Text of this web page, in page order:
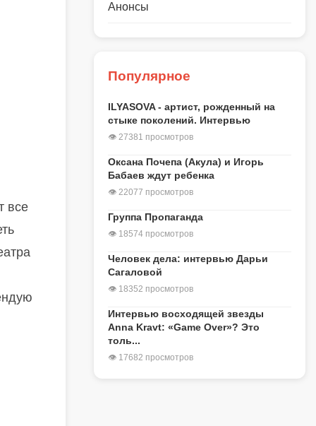
все
Анонсы
Популярное
ILYASOVA - артист, рожденный на
стыке поколений. Интервью
👁 27381 просмотров
Оксана Почепа (Акула) и Игорь
Бабаев ждут ребенка
👁 22077 просмотров
Группа Пропаганда
👁 18574 просмотров
Человек дела: интервью Дарьи
Сагаловой
👁 18352 просмотров
Интервью восходящей звезды
Anna Kravt: «Game Over»? Это
толь...
👁 17682 просмотров